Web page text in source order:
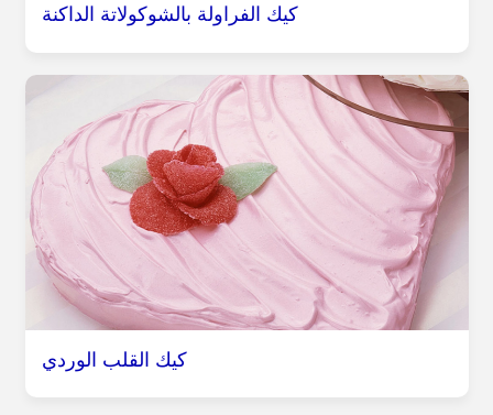
كيك الفراولة بالشوكولاتة الداكنة
كيك القلب الوردي